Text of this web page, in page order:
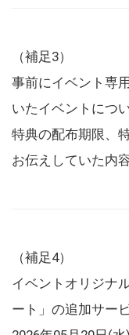
（補足3）
事前にイベント専
いたイベントにつ
特典の配布期限、
お伝えしていた内
（補足4）
イベントオリジナ
ート」の追加サー